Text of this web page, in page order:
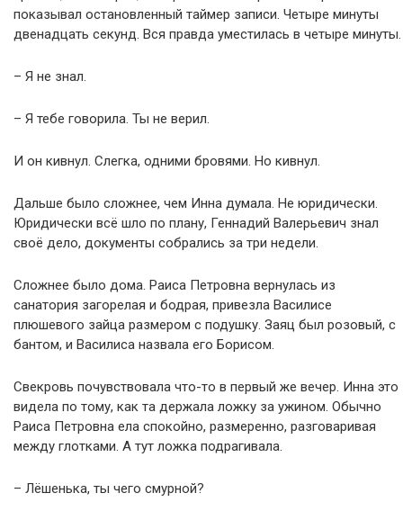
показывал остановленный таймер записи. Четыре минуты
двенадцать секунд. Вся правда уместилась в четыре минуты.
– Я не знал.
– Я тебе говорила. Ты не верил.
И он кивнул. Слегка, одними бровями. Но кивнул.
Дальше было сложнее, чем Инна думала. Не юридически.
Юридически всё шло по плану, Геннадий Валерьевич знал
своё дело, документы собрались за три недели.
Сложнее было дома. Раиса Петровна вернулась из
санатория загорелая и бодрая, привезла Василисе
плюшевого зайца размером с подушку. Заяц был розовый, с
бантом, и Василиса назвала его Борисом.
Свекровь почувствовала что-то в первый же вечер. Инна это
видела по тому, как та держала ложку за ужином. Обычно
Раиса Петровна ела спокойно, размеренно, разговаривая
между глотками. А тут ложка подрагивала.
– Лёшенька, ты чего смурной?